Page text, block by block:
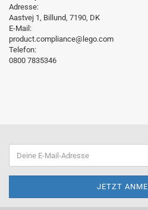
Adresse:
Aastvej 1, Billund, 7190, DK
E-Mail:
product.compliance@lego.com
Telefon:
0800 7835346